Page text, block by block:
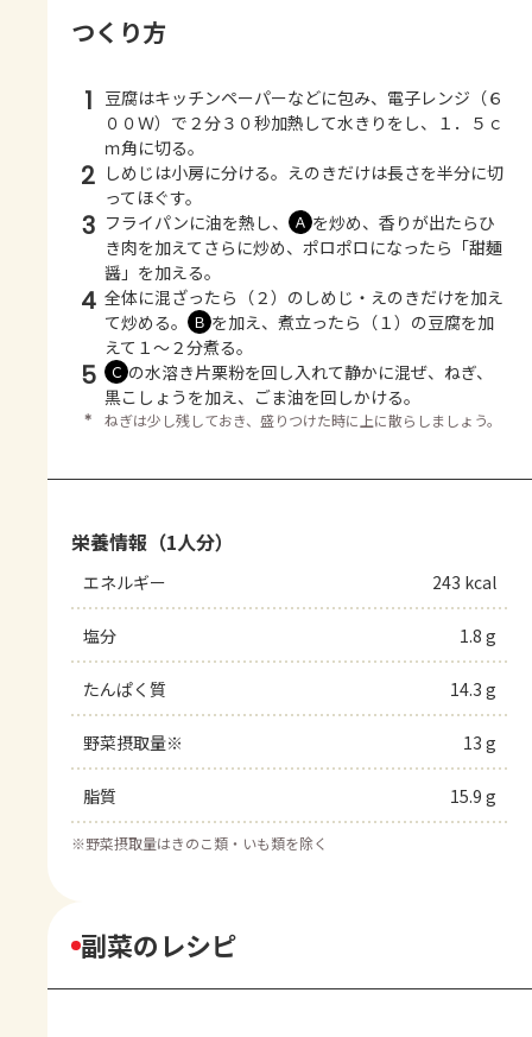
つくり方
1 豆腐はキッチンペーパーなどに包み、電子レンジ（６
００Ｗ）で２分３０秒加熱して水きりをし、１．５ｃ
ｍ角に切る。
2 しめじは小房に分ける。えのきだけは長さを半分に切
ってほぐす。
3 フライパンに油を熱し、 Ａ を炒め、香りが出たらひ
き肉を加えてさらに炒め、ポロポロになったら「甜麺
醤」を加える。
4 全体に混ざったら（２）のしめじ・えのきだけを加え
て炒める。
Ｂ を加え、煮立ったら（１）の豆腐を加
えて１～２分煮る。
5 Ｃ の水溶き片栗粉を回し入れて静かに混ぜ、ねぎ、
黒こしょうを加え、ごま油を回しかける。
＊ ねぎは少し残しておき、盛りつけた時に上に散らしましょう。
栄養情報（1人分）
エネルギー 243 kcal
塩分 1.8 g
たんぱく質 14.3 g
野菜摂取量※ 13 g
脂質 15.9 g
※野菜摂取量はきのこ類・いも類を除く
副菜のレシピ